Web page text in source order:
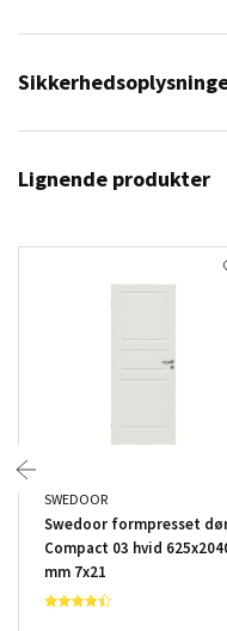
Lignende produkter
SWEDOOR
Swedoor formpresset
Compact 03 hvid
mm 7x21